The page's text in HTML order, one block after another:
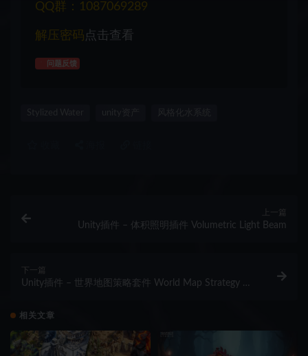
QQ群：1087069289
解压密码 点击查看
问题反馈
上一篇
Unity插件 – 体积照明插件 Volumetric Light Beam
下一篇
Unity插件 – 世界地图策略套件 World Map Strategy Kit
相关文章